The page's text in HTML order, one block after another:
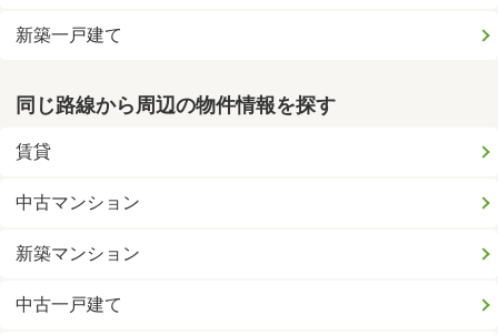
新築一戸建て
同じ路線から周辺の物件情報を探す
賃貸
中古マンション
新築マンション
中古一戸建て